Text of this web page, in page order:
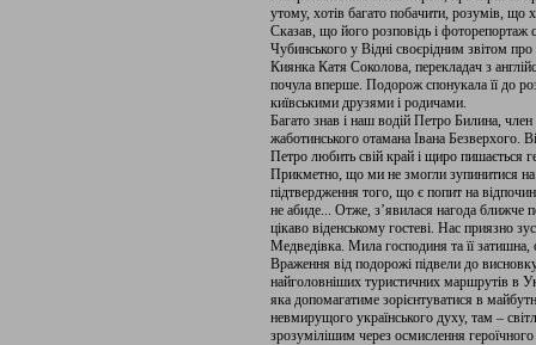
утому, хотів багато побачити, розумів, що
Сказав, що його розповідь і
Чубинського у Відні своєрідним звітом
Киянка Катя Соколова, перекладач з
почула вперше. Подорож спонукала її до
київськими друзями і родичами.
Багато знав і наш водій Петро Билина,
жаботинського отамана Івана
Петро любить свій край і щиро пишається
Прикметно, що ми не змогли зупинитися
підтвердження того, що є попит на
не абиде... Отже, з’явилася нагода
цікаво віденському гостеві. Нас приязно
Медведівка. Мила господиня та її
Враження від подорожі підвели до
найголовніших туристичних маршрутів в
яка допомагатиме зорієнтуватися в
невмирущого українського духу, там –
зрозумілішим через осмислення